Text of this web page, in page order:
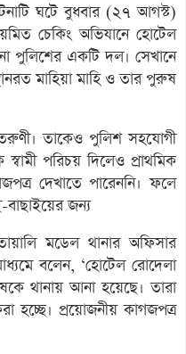
ঘটে বুধবার (২৭ আগস্ট)
চেকিং অভিযানে হোটেল
পুলিশের একটি দল। সেখানে
মাহিয়া মাহি ও তার পুরুষ
তাকেও পুলিশ সহযোগী
পরিচয় দিলেও প্রাথমিক
দেখাতে পারেননি। ফলে
বাছাইয়ের জন্য
মডেল থানার অফিসার
বলেন, ‘হোটেল রোদেলা
থানায় আনা হয়েছে। তারা
হচ্ছে। প্রয়োজনীয় কাগজপত্র